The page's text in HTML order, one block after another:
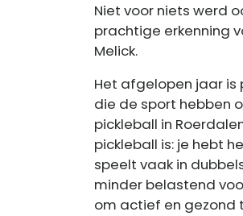
Niet voor niets werd
prachtige erkenning
Melick.
Het afgelopen jaar is
die de sport hebben
pickleball in
pickleball is: je hebt
speelt vaak in
minder belastend
om actief en gezond